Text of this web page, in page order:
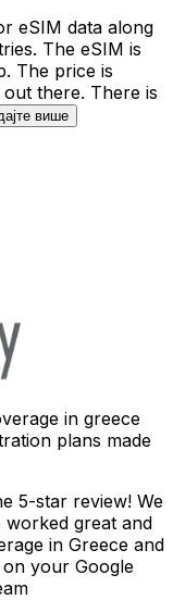
eSIM data along
The eSIM is
The price is
there. There is
више
in greece
plans made
5-star review! We
great and
in Greece and
your Google